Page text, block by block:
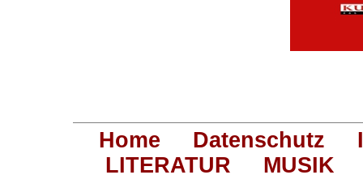
Home Datenschutz
LITERATUR
MUSIK